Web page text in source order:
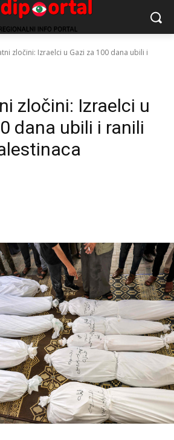
zločini: Izraelci u Gazi za 100 dana ubili i
zločini: Izraelci u
dana ubili i ranili